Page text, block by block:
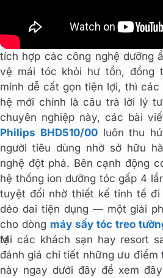
Nếu bạn đang tìm kiếm một
có khả năng sấy khô siêu tốc
tích hợp các công nghệ dưỡng
vệ mái tóc khỏi hư tổn, đồng
minh dễ cất gọn tiện lợi, thì các
hệ mới chính là câu trả lời lý
chuyên nghiệp này, các bài
Philips BHD510/00luôn thu
người tiêu dùng nhờ sở hữu
nghệ đột phá. Bên cạnh động
hệ thống ion dưỡng tóc gấp 4
tuyệt đối nhờ thiết kế tinh tế
dẻo dai tiện dụng — một giải
cho dòng máy sấy tóc treo
tại các khách sạn hay resort
đánh giá chi tiết những ưu
này ngay dưới đây để xem
M